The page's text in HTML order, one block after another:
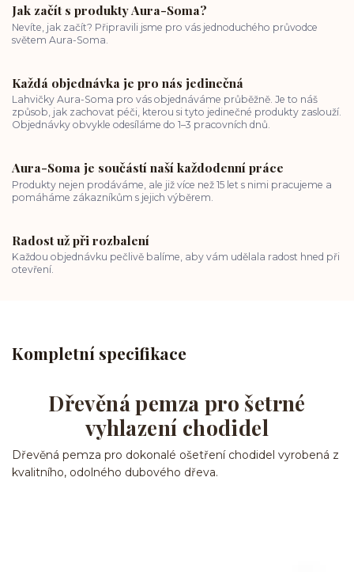
Jak začít s produkty Aura-Soma?
Nevíte, jak začít? Připravili jsme pro vás jednoduchého průvodce
světem Aura-Soma.
Každá objednávka je pro nás jedinečná
Lahvičky Aura-Soma pro vás objednáváme průběžně. Je to náš
způsob, jak zachovat péči, kterou si tyto jedinečné produkty zaslouží.
Objednávky obvykle odesíláme do 1–3 pracovních dnů.
Aura-Soma je součástí naší každodenní práce
Produkty nejen prodáváme, ale již více než 15 let s nimi pracujeme a
pomáháme zákazníkům s jejich výběrem.
Radost už při rozbalení
Každou objednávku pečlivě balíme, aby vám udělala radost hned při
otevření.
Kompletní specifikace
Dřevěná pemza pro šetrné
vyhlazení chodidel
Dřevěná pemza pro dokonalé ošetření chodidel vyrobená z
kvalitního, odolného dubového dřeva.